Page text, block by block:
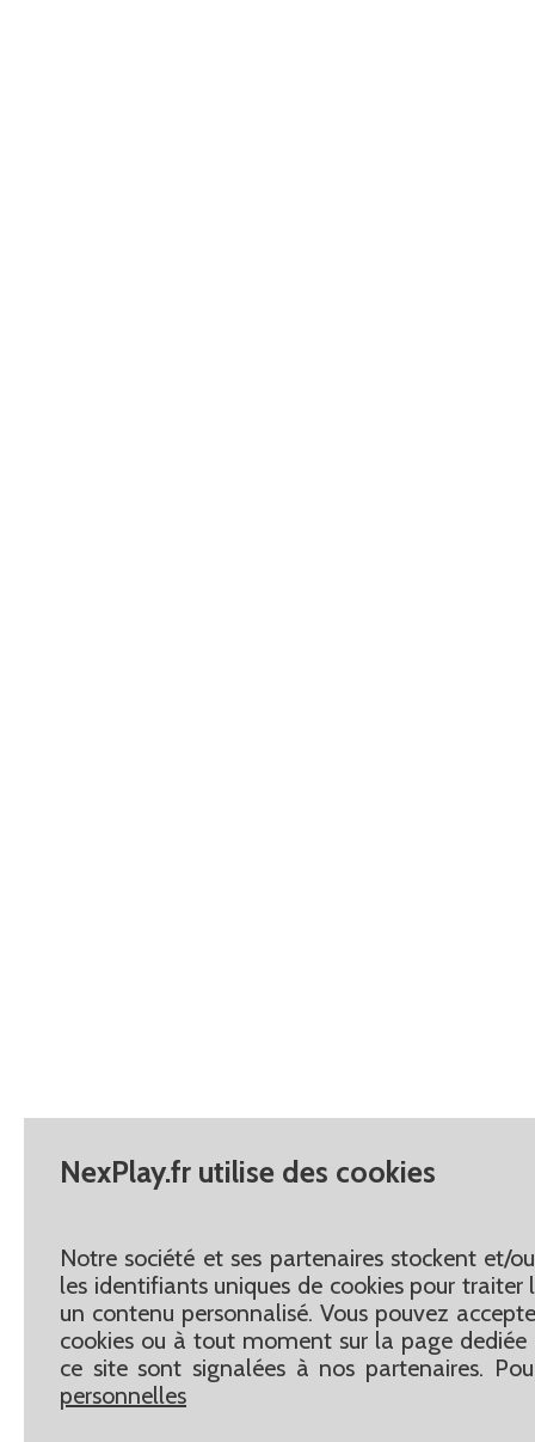
NexPlay.fr utilise des cookies
Notre société et ses partenaires stockent et/
les identifiants uniques de cookies pour
un contenu personnalisé. Vous pouvez
cookies ou à tout moment sur la page dediée
ce site sont signalées à nos partenaires.
personnelles